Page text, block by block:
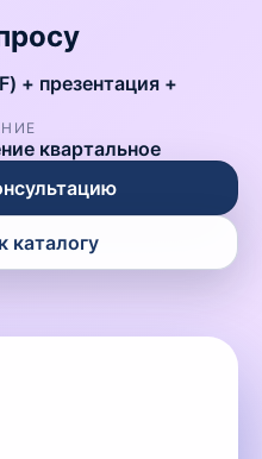
+ презентация +
квартальное
каталогу